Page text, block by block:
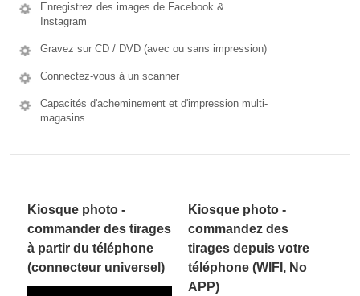
Enregistrez des images de Facebook &
Instagram
Gravez sur CD / DVD (avec ou sans impression)
Connectez-vous à un scanner
Capacités d'acheminement et d'impression multi-
magasins
Kiosque photo -
commander des tirages
à partir du téléphone
(connecteur universel)
Kiosque photo -
commandez des
tirages depuis votre
téléphone (WIFI, No
APP)